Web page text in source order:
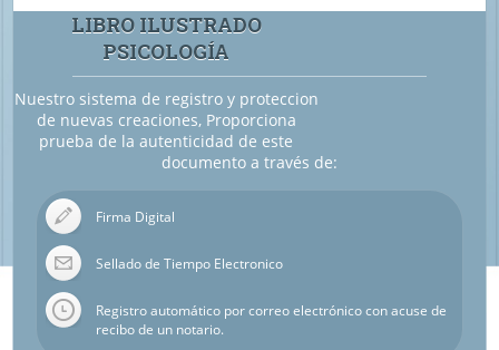
LIBRO ILUSTRADO
PSICOLOGÍA
Nuestro sistema de registro y proteccion
de nuevas creaciones, Proporciona
prueba de la autenticidad de este
documento a través de:
Firma Digital
Sellado de Tiempo Electronico
Registro automático por correo electrónico con acuse de
recibo de un notario.